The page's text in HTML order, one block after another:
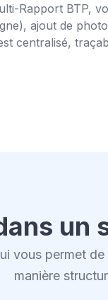
Rapport BTP,
ajout de
centralisé,
un
vous permet
manière